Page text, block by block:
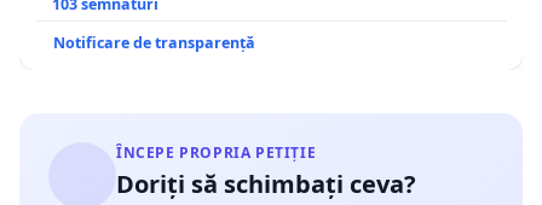
traseului în afara localităților!
103 semnături
Notificare de transparență
ÎNCEPE PROPRIA PETIȚIE
Doriți să schimbați ceva?